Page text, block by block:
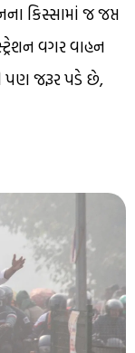
કિસ્સામાં જ જપ્ત
વગર વાહન
પણ જરૂર પડે છે,